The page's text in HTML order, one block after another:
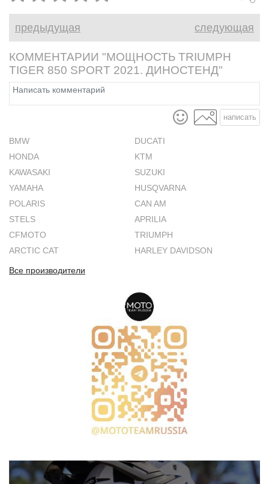
предыдущая следующая
КОММЕНТАРИИ "МОЩНОСТЬ TRIUMPH
TIGER 850 SPORT 2021. ДИНОСТЕНД"
написать
BMW
DUCATI
HONDA
KTM
KAWASAKI
SUZUKI
YAMAHA
HUSQVARNA
POLARIS
CAN AM
STELS
APRILIA
CFMOTO
TRIUMPH
ARCTIC CAT
HARLEY DAVIDSON
Все производители